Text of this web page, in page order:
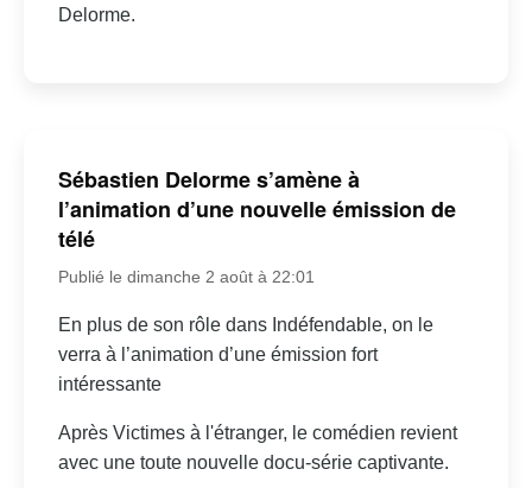
Delorme.
Sébastien Delorme s’amène à
l’animation d’une nouvelle émission de
télé
Publié le dimanche 2 août à 22:01
En plus de son rôle dans Indéfendable, on le
verra à l’animation d’une émission fort
intéressante
Après Victimes à l'étranger, le comédien revient
avec une toute nouvelle docu-série captivante.